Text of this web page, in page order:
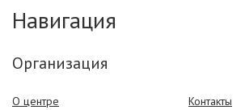
Навигация
Организация
О центре
Контакты